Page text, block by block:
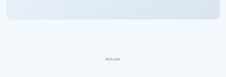
REKLAMA